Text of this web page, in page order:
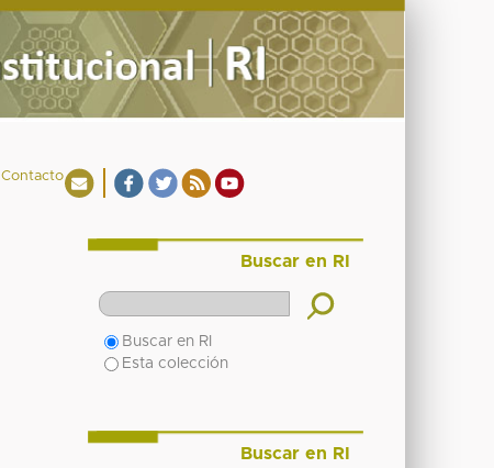
Contacto
Buscar en RI
Buscar en RI
Esta colección
Buscar en RI